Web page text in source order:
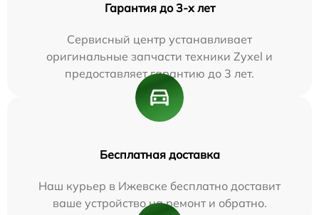
Гарантия до 3-х лет
Сервисный центр устанавливает
оригинальные запчасти техники Zyxel и
предоставляет гарантию до 3 лет.
Бесплатная доставка
Наш курьер в Ижевске бесплатно доставит
ваше устройство на ремонт и обратно.